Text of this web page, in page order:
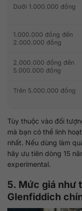
Dưới 1.000.000 đồng
1.000.000 đồng đến
2.000.000 đồng
2.000.000 đồng đến
5.000.000 đồng
Trên 5.000.000 đồng
Tùy thuộc vào đối
mà bạn có thể linh
nhất. Nếu dùng làm
hãy ưu tiên dòng 15
experimental.
5. Mức giá như
Glenfiddich